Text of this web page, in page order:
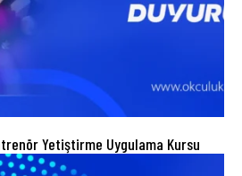
Yetiştirme Uygulama Kursu